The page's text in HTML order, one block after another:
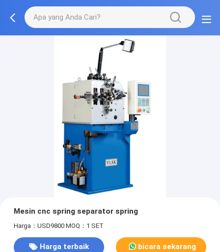
Mesin cnc spring separator spring
Harga：USD9800 MOQ：1 SET
Harga terbaik bicara sekarang